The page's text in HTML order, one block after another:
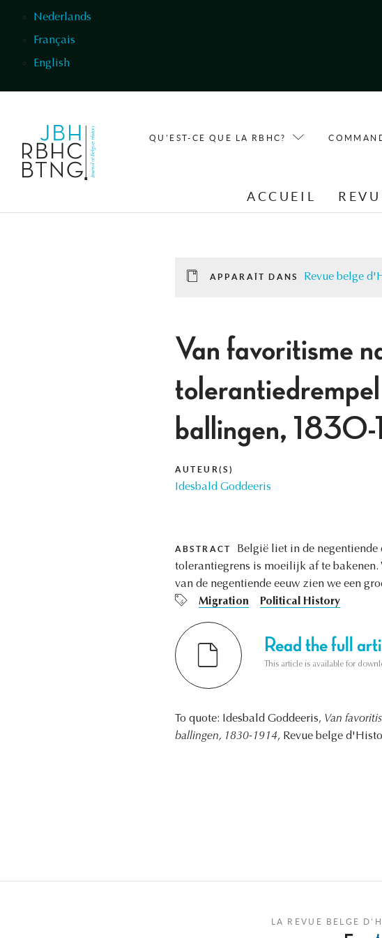
Nederlands
Français
English
QU'EST-CE QUE LA RBHC?
ACCUEIL
APPARAÎT DANS Revue belge
Van favoritisme
ballingen, 1830-
AUTEUR(S)
Idesbald Goddeeris
ABSTRACT
België liet in de
tolerantiegrens is moeilijk af te
van de negentiende eeuw zien we een
Migration
Political History
Read the full
This article is available for
To quote: Idesbald Goddeeris, Van
ballingen, 1830-1914, Revue belge
LA REVUE BELGE